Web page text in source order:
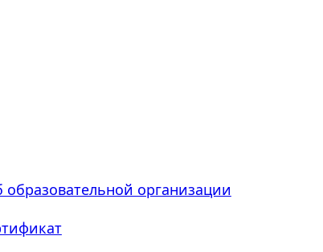
образовательной организации